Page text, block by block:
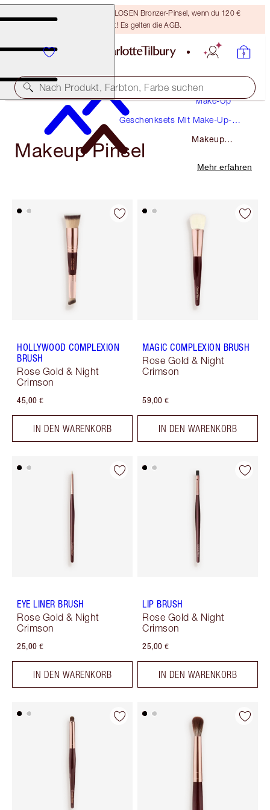
Sichere dir einen KOSTENLOSEN Bronzer-Pinsel, wenn du 120 €
ausgibst! Es gelten die AGB.
Nach Produkt, Farbton, Farbe suchen
Make-Up
Geschenksets Mit Make-Up-
Makeup
Makeup Pinsel
Mehr erfahren
HOLLYWOOD COMPLEXION
BRUSH
Rose Gold & Night
Crimson
45,00 €
IN DEN WARENKORB
MAGIC COMPLEXION BRUSH
Rose Gold & Night
Crimson
59,00 €
IN DEN WARENKORB
EYE LINER BRUSH
Rose Gold & Night
Crimson
25,00 €
IN DEN WARENKORB
LIP BRUSH
Rose Gold & Night
Crimson
25,00 €
IN DEN WARENKORB